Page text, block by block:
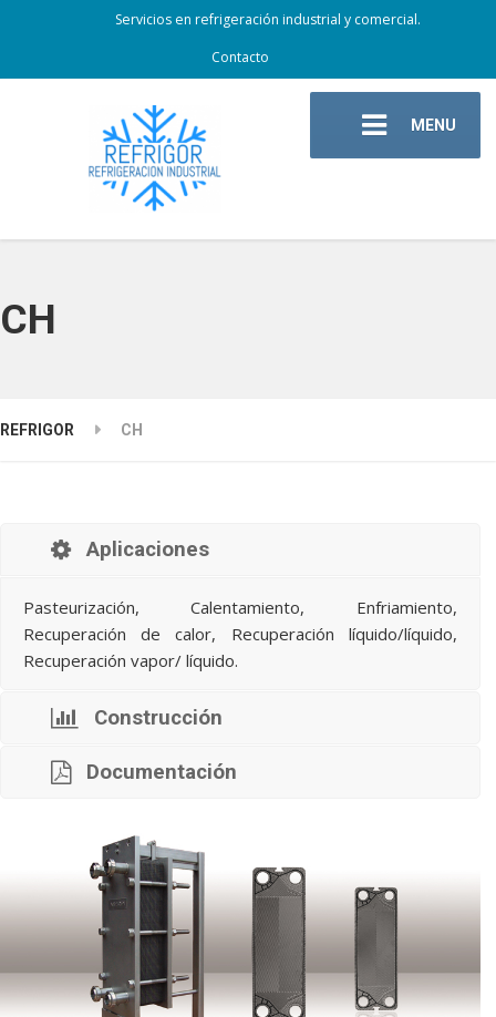
Servicios en refrigeración industrial y comercial.
Contacto
MENU
CH
REFRIGOR CH
Aplicaciones
Pasteurización, Calentamiento, Enfriamiento,
Recuperación de calor, Recuperación líquido/líquido,
Recuperación vapor/ líquido.
Construcción
Documentación